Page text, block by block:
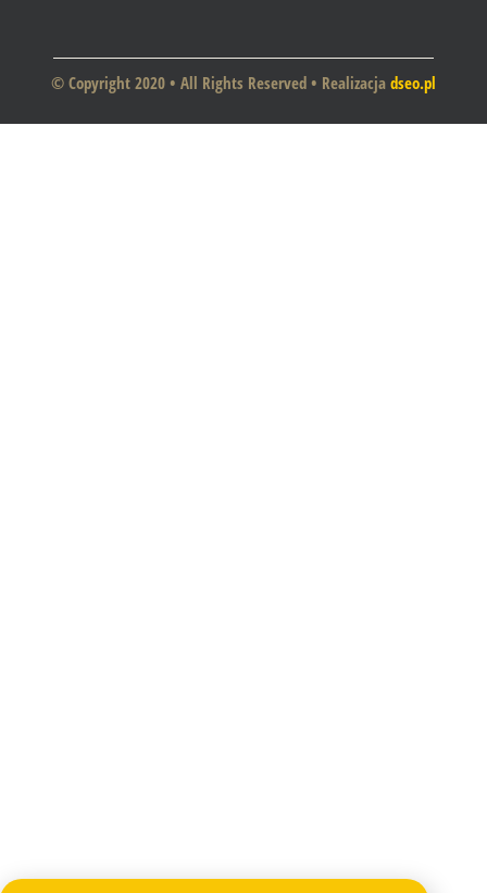
© Copyright 2020 • All Rights Reserved • Realizacja dseo.pl